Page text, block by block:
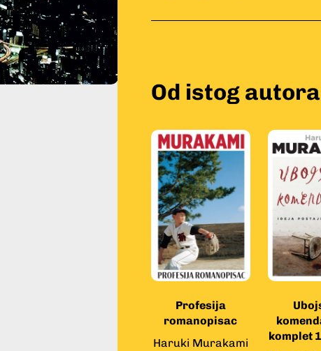
Od istog autora
Profesija
romanopisac
Haruki Murakami
komplet